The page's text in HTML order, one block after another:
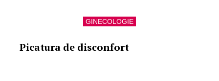
GINECOLOGIE
Picatura de disconfort